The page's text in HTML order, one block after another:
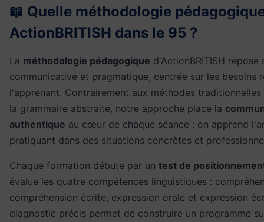
📖 Quelle méthodologie
ActionBRITISH dans le 95 ?
La méthodologie pédagogique d'ActionBRITISH repose
communicative et pragmatique, centrée sur les besoins
l'apprenant. Contrairement aux méthodes
la grammaire abstraite, notre approche place la
authentique au cœur de chaque séance : on apprend
pratiquant dans des situations concrètes et
Chaque formation débute par un test de
évalue les quatre compétences linguistiques :
compréhension écrite, expression orale et expression
diagnostic précis permet de construire un programme